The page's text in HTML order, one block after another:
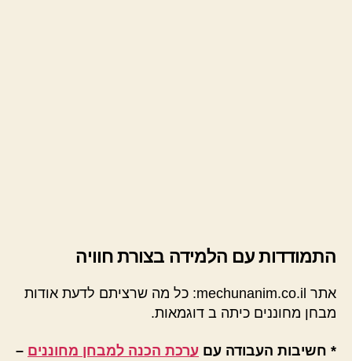
התמודדות עם הלמידה בצורת חוויה
אתר mechunanim.co.il: כל מה שרציתם לדעת אודות
מבחן מחוננים כיתה ב דוגמאות.
* חשיבות העבודה עם ערכת הכנה למבחן מחוננים –